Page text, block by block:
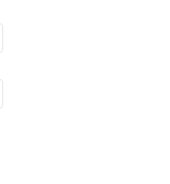
show options